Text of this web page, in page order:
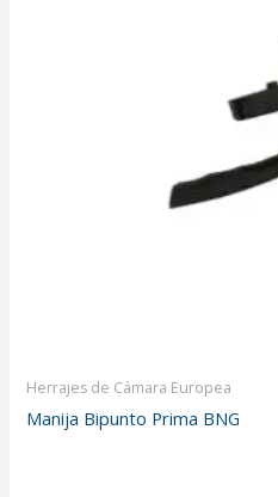
Herrajes de Cámara Europea
Manija Bipunto Prima BNG